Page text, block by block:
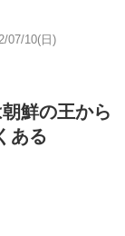
07/10(日)
鮮の王から
ある